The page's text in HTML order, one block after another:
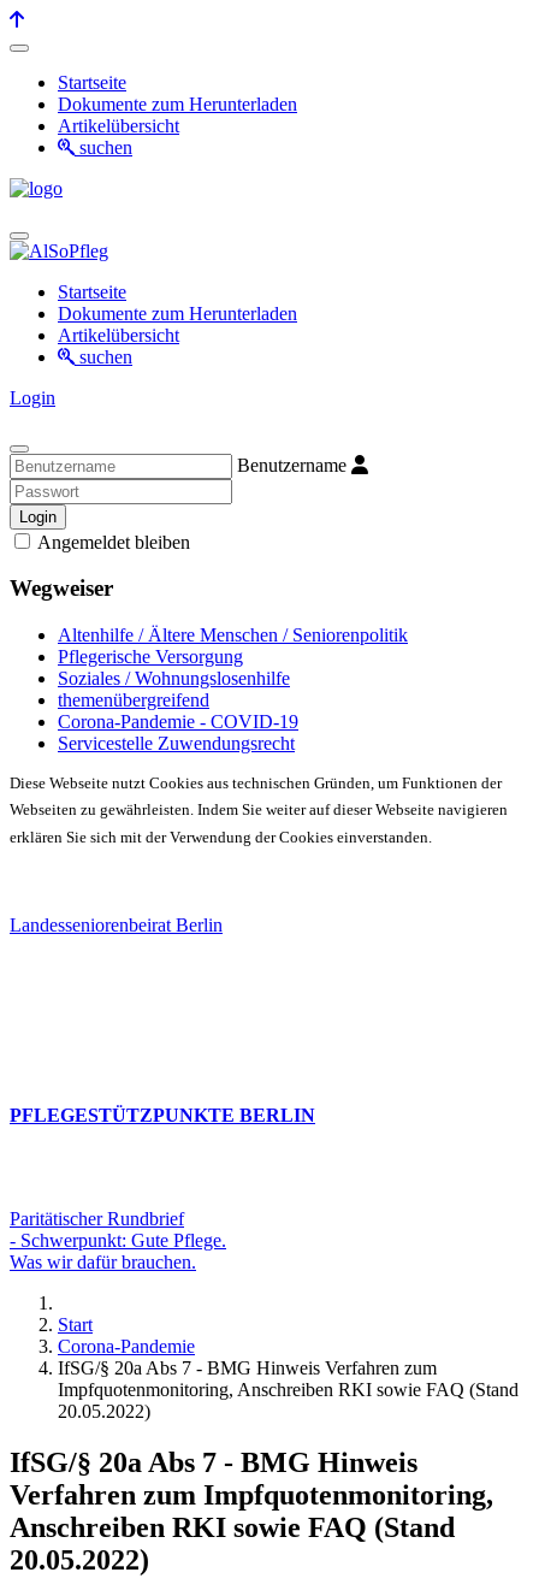
Startseite
Dokumente zum Herunterladen
Artikelübersicht
suchen
Startseite
Dokumente zum Herunterladen
Artikelübersicht
suchen
Login
Benutzername
Login
Angemeldet bleiben
Wegweiser
Altenhilfe / Ältere Menschen / Seniorenpolitik
Pflegerische Versorgung
Soziales / Wohnungslosenhilfe
themenübergreifend
Corona-Pandemie - COVID-19
Servicestelle Zuwendungsrecht
Diese Webseite nutzt Cookies aus technischen Gründen, um Funktionen der
Webseiten zu gewährleisten. Indem Sie weiter auf dieser Webseite navigieren
erklären Sie sich mit der Verwendung der Cookies einverstanden.
Landesseniorenbeirat Berlin
PFLEGESTÜTZPUNKTE BERLIN
Paritätischer Rundbrief
- Schwerpunkt: Gute Pflege.
Was wir dafür brauchen.
Start
Corona-Pandemie
IfSG/§ 20a Abs 7 - BMG Hinweis Verfahren zum
Impfquotenmonitoring, Anschreiben RKI sowie FAQ (Stand
20.05.2022)
IfSG/§ 20a Abs 7 - BMG Hinweis
Verfahren zum Impfquotenmonitoring,
Anschreiben RKI sowie FAQ (Stand
20.05.2022)